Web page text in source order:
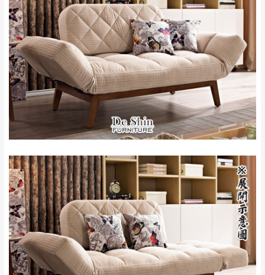
＊A108產品另收運費
新北
雙溪、貢寮、烏
來、平溪、九份、
石門、林口 下福
里、新店山區、三
峽山區、石碇、坪
林、福隆、淡水山
區、北投湖山路、
深坑山區
基隆
$ 9,000以上：免
$ 9,000以下：
NT$500元
＊A108產品另收運費
基隆山區
苗栗
$ 9,000以上：免
運費
$ 9,000以下：
NT$500元
＊A108產品另收運費
卓蘭鎮、三灣、通
霄山區、西湖、泰
安鄉、大湖鄉、頭
屋、獅潭鄉
配送範圍：
苗栗至基隆；其它地區暫不開放，如因特殊
地型限制(山區、鄉、鎮、村)、樓梯太小、無
法搬運上樓等因素，導致無法配送，本公司
保有出貨的權利。
保護物流人員的工作安全，賣家無提供吊掛
服務，若需以吊車或其他的吊掛方式吊運，
費用將由買方自行支付。
因大型傢俱有組裝、配送的問題，並非一般
快速到貨商品，無法指定特定時間送達，司
機當天到貨前皆會再與您通知，讓你不用整
天在家等貨，以節省您的寶貴時間。
由於百貨公司配送較為不易，故暫無法配送
至百貨公司內部。
發票寄送：
若您選擇三聯式或索取兩聯式發票，發票將於商品